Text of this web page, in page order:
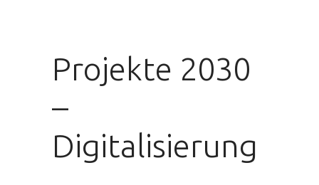
Projekte 2030
–
Digitalisierung